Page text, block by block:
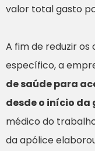
valor total gasto
A fim de reduzir
específico, a
de saúde para
desde o início da
médico do
da apólice